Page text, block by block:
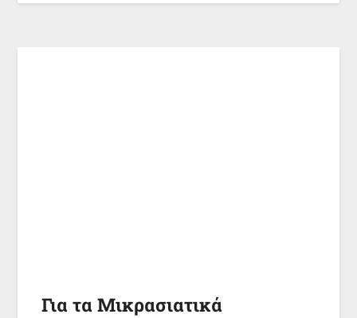
Για τα Μικρασιατικά